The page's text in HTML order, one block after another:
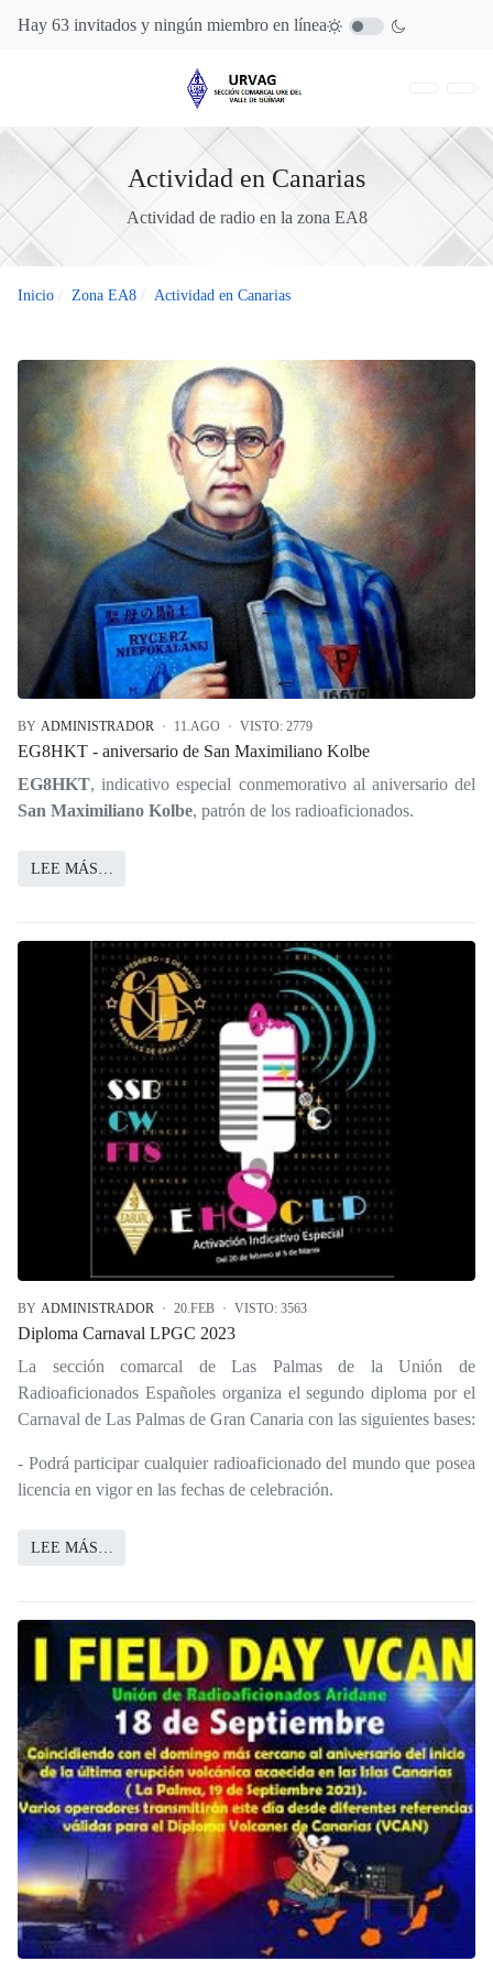
Hay 63 invitados y ningún miembro en línea
Actividad en Canarias
Actividad de radio en la zona EA8
Inicio Zona EA8 Actividad en Canarias
BY ADMINISTRADOR 11.AGO VISTO: 2779
EG8HKT - aniversario de San Maximiliano Kolbe
EG8HKT, indicativo especial conmemorativo al aniversario del
San Maximiliano Kolbe, patrón de los radioaficionados.
LEE MÁS…
BY ADMINISTRADOR 20.FEB VISTO: 3563
Diploma Carnaval LPGC 2023
La sección comarcal de Las Palmas de la Unión de
Radioaficionados Españoles organiza el segundo diploma por el
Carnaval de Las Palmas de Gran Canaria con las siguientes bases:
- Podrá participar cualquier radioaficionado del mundo que posea
licencia en vigor en las fechas de celebración.
LEE MÁS…